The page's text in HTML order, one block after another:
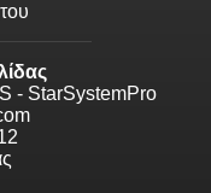
- StarSystemPro